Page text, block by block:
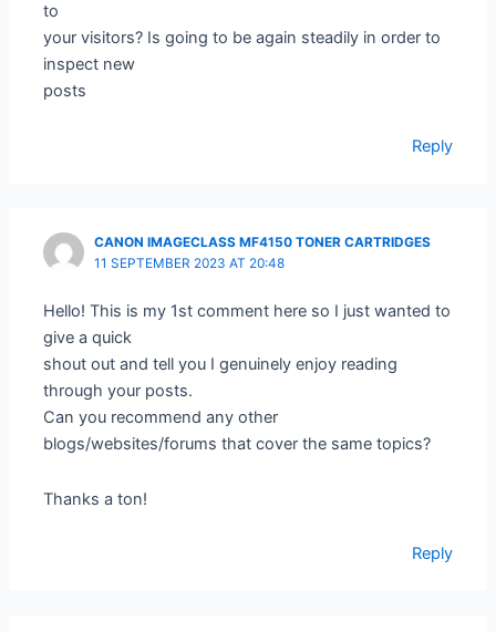
to
your visitors? Is going to be again steadily in order to
inspect new
posts
Reply
CANON IMAGECLASS MF4150 TONER CARTRIDGES
11 SEPTEMBER 2023 AT 20:48
Hello! This is my 1st comment here so I just wanted to
give a quick
shout out and tell you I genuinely enjoy reading
through your posts.
Can you recommend any other
blogs/websites/forums that cover the same topics?
Thanks a ton!
Reply